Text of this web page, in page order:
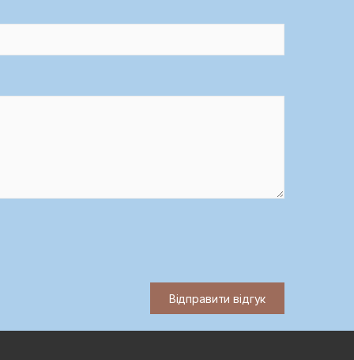
Відправити відгук